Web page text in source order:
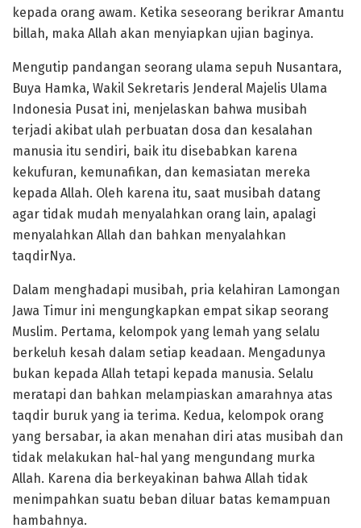
kepada orang awam. Ketika seseorang berikrar Amantu
billah, maka Allah akan menyiapkan ujian baginya.
Mengutip pandangan seorang ulama sepuh Nusantara,
Buya Hamka, Wakil Sekretaris Jenderal Majelis Ulama
Indonesia Pusat ini, menjelaskan bahwa musibah
terjadi akibat ulah perbuatan dosa dan kesalahan
manusia itu sendiri, baik itu disebabkan karena
kekufuran, kemunafikan, dan kemasiatan mereka
kepada Allah. Oleh karena itu, saat musibah datang
agar tidak mudah menyalahkan orang lain, apalagi
menyalahkan Allah dan bahkan menyalahkan
taqdirNya.
Dalam menghadapi musibah, pria kelahiran Lamongan
Jawa Timur ini mengungkapkan empat sikap seorang
Muslim. Pertama, kelompok yang lemah yang selalu
berkeluh kesah dalam setiap keadaan. Mengadunya
bukan kepada Allah tetapi kepada manusia. Selalu
meratapi dan bahkan melampiaskan amarahnya atas
taqdir buruk yang ia terima. Kedua, kelompok orang
yang bersabar, ia akan menahan diri atas musibah dan
tidak melakukan hal-hal yang mengundang murka
Allah. Karena dia berkeyakinan bahwa Allah tidak
menimpahkan suatu beban diluar batas kemampuan
hambahnya.